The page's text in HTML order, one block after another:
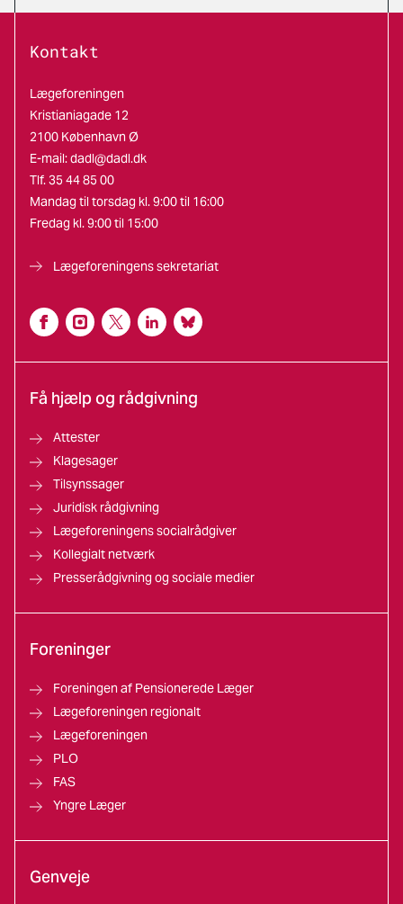
Kontakt
Lægeforeningen
Kristianiagade 12
2100 København Ø
E-mail:dadl@dadl.dk
Tlf. 35 44 85 00
Mandag til torsdag kl. 9:00 til 16:00
Fredag kl. 9:00 til 15:00
Lægeforeningens sekretariat
Få hjælp og rådgivning
Attester
Klagesager
Tilsynssager
Juridisk rådgivning
Lægeforeningens socialrådgiver
Kollegialt netværk
Presserådgivning og sociale medier
Foreninger
Foreningen af Pensionerede Læger
Lægeforeningen regionalt
Lægeforeningen
PLO
FAS
Yngre Læger
Genveje